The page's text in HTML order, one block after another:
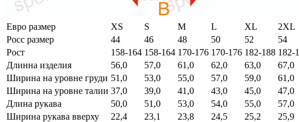
Евро размер XS S M L XL 2XL
Росс размер
44 46 48 50 52 54
Рост
158-164 158-164 170-176 170-176 182-188 182-
Длинна изделия
56,0 57,0 61,0 62,0 63,0 67,0
Ширина на уровне груди 51,0 53,0 55,0 57,0 59,0 61,0
Ширина на уровне талии 37,0 39,0 41,0 43,0 45,0 47,0
Длина рукава
50,0 51,0 53,0 54,0 55,0 57,0
Ширина рукава вверху
22,4 23,1 23,8 24,5 25,2 25,9